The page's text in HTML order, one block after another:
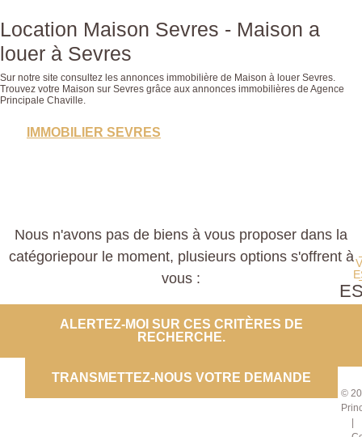
Location Maison Sevres - Maison a
louer à Sevres
Sur notre site consultez les annonces immobilière de Maison à louer Sevres.
Trouvez votre Maison sur Sevres grâce aux annonces immobilières de Agence
Principale Chaville.
IMMOBILIER SEVRES
Nous n'avons pas de biens à vous proposer dans la
catégoriepour le moment, plusieurs options s'offrent à
vous :
ALERTEZ-MOI SUR CES CRITÈRES DE
RECHERCHE.
TRANSMETTEZ-NOUS VOTRE DEMANDE
©